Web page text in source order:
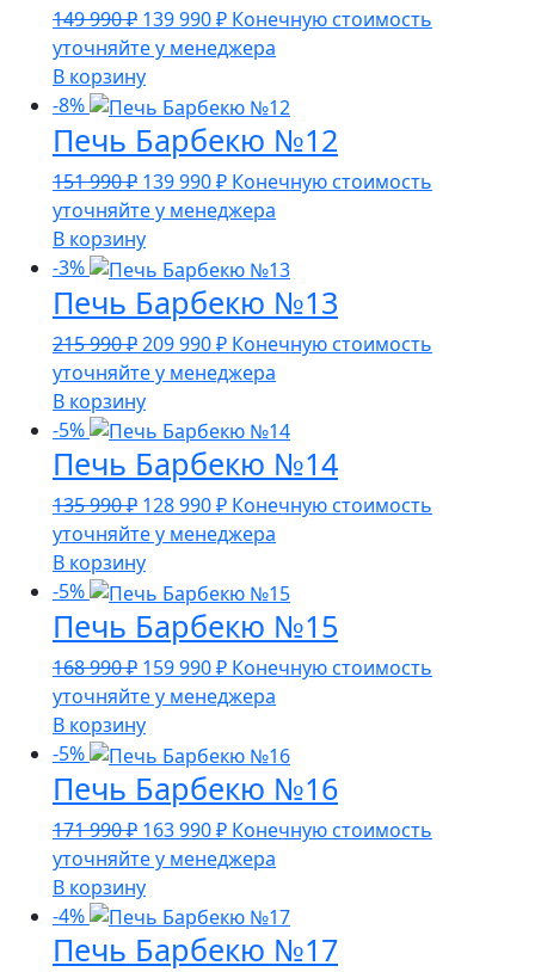
149 990₽ Первоначальная
цена
составляла
149
990 ₽.
139 990₽Текущая
цена:
990 ₽.
Конечную стоимость
уточняйте у менеджера
В корзину
-8%
Печь Барбекю №12
151 990₽ Первоначальная
цена
составляла
151
990 ₽.
139 990₽Текущая
цена:
990 ₽.
Конечную стоимость
уточняйте у менеджера
В корзину
-3%
Печь Барбекю №13
215 990₽ Первоначальная
цена
составляла
215
990 ₽.
209 990₽Текущая
цена:
990 ₽.
Конечную стоимость
уточняйте у менеджера
В корзину
-5%
Печь Барбекю №14
135 990₽ Первоначальная
цена
составляла
135
990 ₽.
128 990₽Текущая
цена:
990 ₽.
Конечную стоимость
уточняйте у менеджера
В корзину
-5%
Печь Барбекю №15
168 990₽ Первоначальная
цена
составляла
168
990 ₽.
159 990₽Текущая
цена:
990 ₽.
Конечную стоимость
уточняйте у менеджера
В корзину
-5%
Печь Барбекю №16
171 990₽ Первоначальная
цена
составляла
171
990 ₽.
163 990₽Текущая
цена:
990 ₽.
Конечную стоимость
уточняйте у менеджера
В корзину
-4%
Печь Барбекю №17